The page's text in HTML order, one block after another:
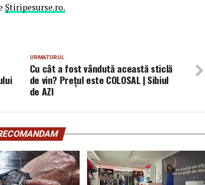
Știripesurse.ro.
URMATORUL
Cu cât a fost vândută această sticlă
de vin? Prețul este COLOSAL | Sibiul
de AZI